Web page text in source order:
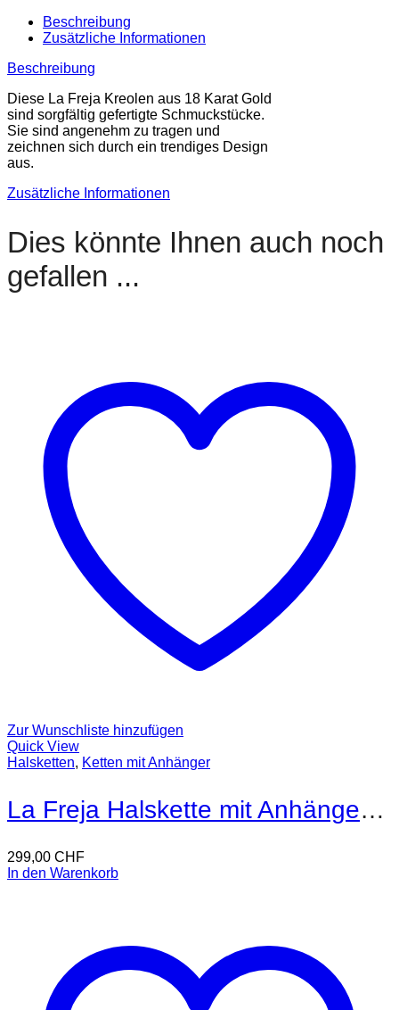
Beschreibung
Zusätzliche Informationen
Beschreibung
Diese La Freja Kreolen aus 18 Karat Gold
sind sorgfältig gefertigte Schmuckstücke.
Sie sind angenehm zu tragen und
zeichnen sich durch ein trendiges Design
aus.
Zusätzliche Informationen
Dies könnte Ihnen auch noch
gefallen ...
Zur Wunschliste hinzufügen
Quick View
Halsketten, Ketten mit Anhänger
La Freja Halskette mit Anhänger 18kt Gold
299,00 CHF
In den Warenkorb